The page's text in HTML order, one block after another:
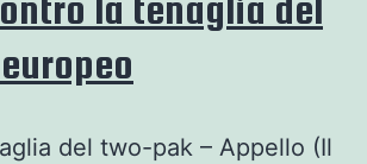
la tenaglia del
del two-pak – Appello (Il